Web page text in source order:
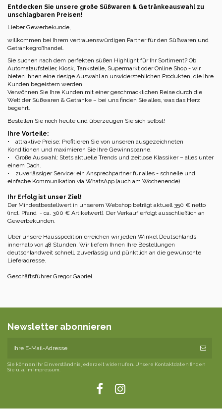
Entdecken Sie unsere große Süßwaren & Getränkeauswahl zu
unschlagbaren Preisen!
Lieber Gewerbekunde,
willkommen bei Ihrem vertrauenswürdigen Partner für den Süßwaren und
Getränkegroßhandel.
Sie suchen nach dem perfekten süßen Highlight für Ihr Sortiment? Ob
Automataufsteller, Kiosk, Tankstelle, Supermarkt oder Online Shop - wir
bieten Ihnen eine riesige Auswahl an unwiderstehlichen Produkten, die Ihre
Kunden begeistern werden.
Verwöhnen Sie Ihre Kunden mit einer geschmacklichen Reise durch die
Welt der Süßwaren & Getränke – bei uns finden Sie alles, was das Herz
begehrt.
Bestellen Sie noch heute und überzeugen Sie sich selbst!
Ihre Vorteile:
• attraktive Preise: Profitieren Sie von unseren ausgezeichneten
Konditionen und maximieren Sie Ihre Gewinnspanne.
• Große Auswahl: Stets aktuelle Trends und zeitlose Klassiker – alles unter
einem Dach.
• zuverlässiger Service: ein Ansprechpartner für alles - schnelle und
einfache Kommunikation via WhatsApp (auch am Wochenende)
Ihr Erfolg ist unser Ziel!
Der Mindestbestellwert in unserem Webshop beträgt aktuell 350 € netto
(incl. Pfand - ca. 300 € Artikelwert). Der Verkauf erfolgt ausschließlich an
Gewerbekunden.
Über unsere Hausspedition erreichen wir jeden Winkel Deutschlands
innerhalb von 48 Stunden. Wir liefern Ihnen Ihre Bestellungen
deutschlandweit schnell, zuverlässig und pünktlich an die gewünschte
Lieferadresse.
Geschäftsführer Gregor Gabriel
Newsletter abonnieren
Sie können Ihr Einverständnis jederzeit widerrufen. Unsere Kontaktdaten finden
Sie u. a. im Impressum.